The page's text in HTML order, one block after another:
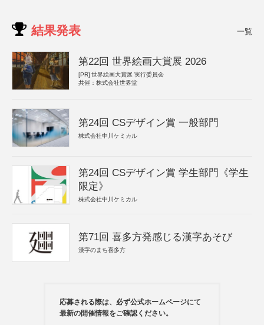
結果発表 一覧
第22回 世界絵画大賞展 2026
[PR] 世界絵画大賞展 実行委員会
共催：株式会社世界堂
第24回 CSデザイン賞 一般部門
株式会社中川ケミカル
第24回 CSデザイン賞 学生部門《学生
限定》
株式会社中川ケミカル
第71回 喜多方発感じる漢字あそび
漢字のまち喜多方
応募される際は、必ず公式ホームページにて
最新の開催情報をご確認ください。